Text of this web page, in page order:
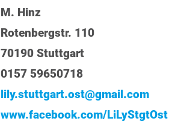
M. Hinz
Rotenbergstr. 110
70190 Stuttgart
0157 59650718
lily.stuttgart.ost@gmail.com
www.facebook.com/LiLyStgtOst